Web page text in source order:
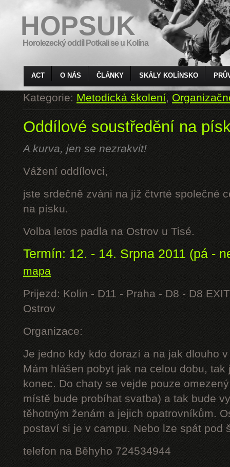
HOPSUK
Horolezecký oddíl Potkali se u Kolína
ACT O NÁS ČLÁNKY SKÁLY KOLÍNSKO
Kategorie:Metodická školení,
Oddílové soustředění na
A kurva, jen se nezrakvit!
Vážení oddílovci,
jste srdečně zváni na již čtvrté společné
na písku.
Volba letos padla na Ostrov u Tisé.
Termín: 12. - 14. Srpna 2011 (pá -
mapa
Prijezd: Kolin - D11 - Praha - D8 - D8
Ostrov
Organizace:
Je jedno kdy kdo dorazí a na jak dlouho
Mám hlášen pobyt jak na celou dobu,
konec. Do chaty se vejde pouze
místě bude probíhat svatba) a tak bude
těhotným ženám a jejich opatrovníkům.
postaví si je v campu. Nebo lze spát pod
telefon na Běhyho 724534944